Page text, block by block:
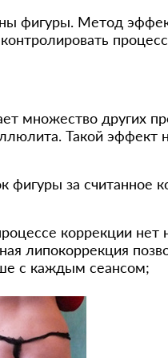
фигуры. Метод
множество других
Такой эффект
за считанное
коррекции нет
липокоррекция
с каждым сеансом;